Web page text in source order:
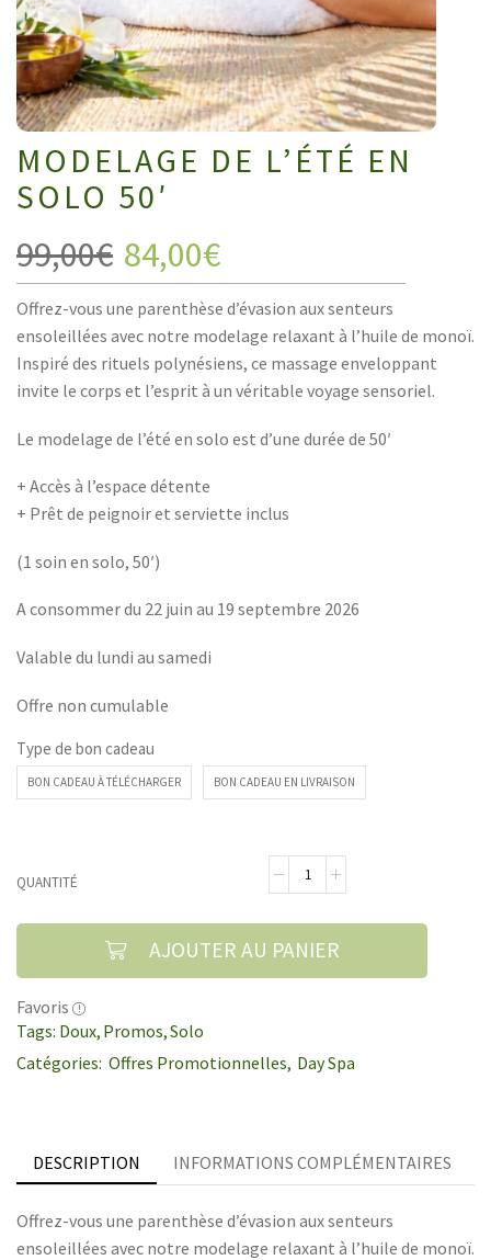
MODELAGE DE L’ÉTÉ EN
SOLO 50′
99,00€ 84,00€
Offrez-vous une parenthèse d’évasion aux senteurs
ensoleillées avec notre modelage relaxant à l’huile de monoï.
Inspiré des rituels polynésiens, ce massage enveloppant
invite le corps et l’esprit à un véritable voyage sensoriel.
Le modelage de l’été en solo est d’une durée de 50′
+ Accès à l’espace détente
+ Prêt de peignoir et serviette inclus
(1 soin en solo, 50′)
A consommer du 22 juin au 19 septembre 2026
Valable du lundi au samedi
Offre non cumulable
Type de bon cadeau
BON CADEAU À TÉLÉCHARGER BON CADEAU EN LIVRAISON
QUANTITÉ
AJOUTER AU PANIER
Favoris
Tags: Doux, Promos,Solo
Catégories: Offres Promotionnelles, Day Spa
DESCRIPTION INFORMATIONS COMPLÉMENTAIRES
Offrez-vous une parenthèse d’évasion aux senteurs
ensoleillées avec notre modelage relaxant à l’huile de monoï.